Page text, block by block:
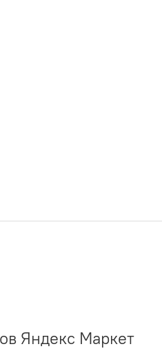
Яндекс Маркет